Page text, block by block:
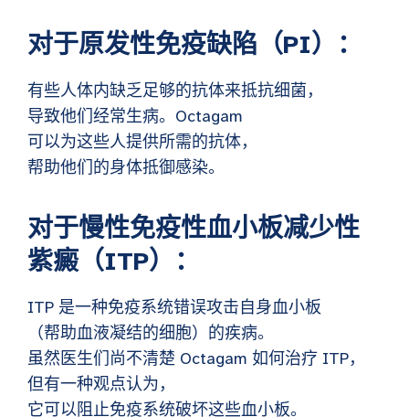
对于原发性免疫缺陷（PI）：
有些人体内缺乏足够的抗体来抵抗细菌，
导致他们经常生病。Octagam
可以为这些人提供所需的抗体，
帮助他们的身体抵御感染。​
对于慢性免疫性血小板减少性
紫癜（ITP）：
ITP 是一种免疫系统错误攻击自身血小板
（帮助血液凝结的细胞）的疾病。
虽然医生们尚不清楚 Octagam 如何治疗 ITP，
但有一种观点认为，
它可以阻止免疫系统破坏这些血小板。